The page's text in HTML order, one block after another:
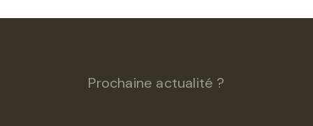
Prochaine actualité ?